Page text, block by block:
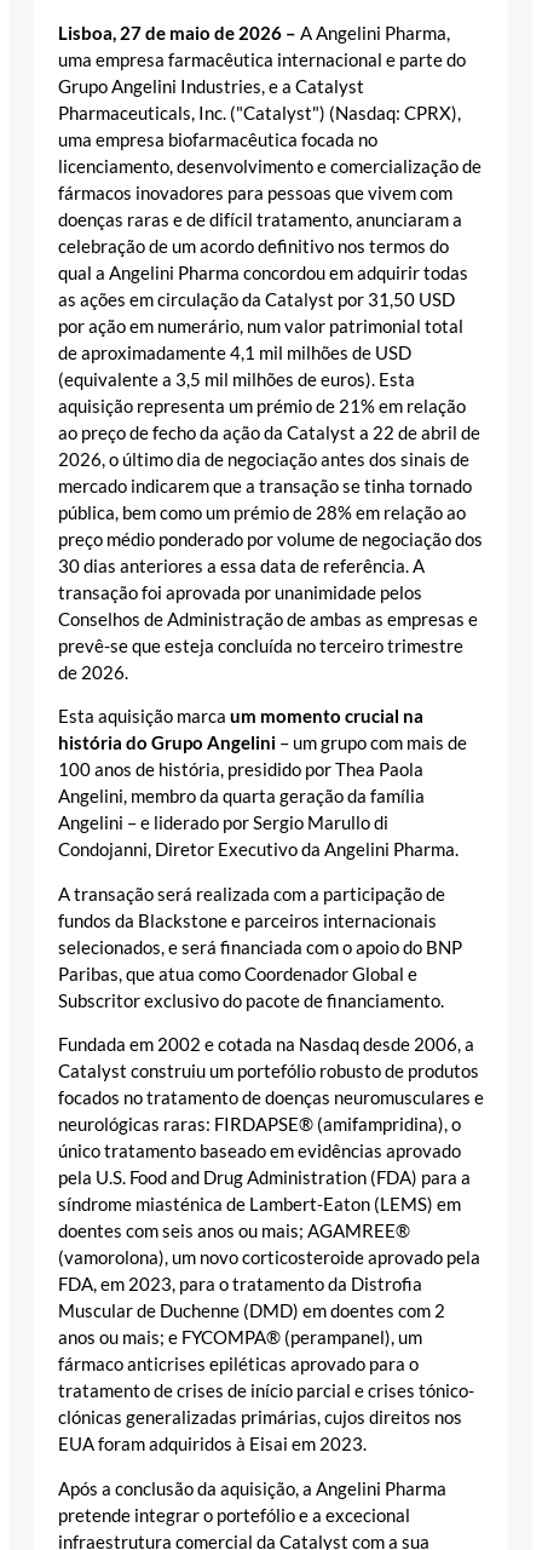
Lisboa, 27 de maio de 2026 – A Angelini Pharma,
uma empresa farmacêutica internacional e parte do
Grupo Angelini Industries, e a Catalyst
Pharmaceuticals, Inc. ("Catalyst") (Nasdaq: CPRX),
uma empresa biofarmacêutica focada no
licenciamento, desenvolvimento e comercialização de
fármacos inovadores para pessoas que vivem com
doenças raras e de difícil tratamento, anunciaram a
celebração de um acordo definitivo nos termos do
qual a Angelini Pharma concordou em adquirir todas
as ações em circulação da Catalyst por 31,50 USD
por ação em numerário, num valor patrimonial total
de aproximadamente 4,1 mil milhões de USD
(equivalente a 3,5 mil milhões de euros). Esta
aquisição representa um prémio de 21% em relação
ao preço de fecho da ação da Catalyst a 22 de abril de
2026, o último dia de negociação antes dos sinais de
mercado indicarem que a transação se tinha tornado
pública, bem como um prémio de 28% em relação ao
preço médio ponderado por volume de negociação dos
30 dias anteriores a essa data de referência. A
transação foi aprovada por unanimidade pelos
Conselhos de Administração de ambas as empresas e
prevê-se que esteja concluída no terceiro trimestre
de 2026.
Esta aquisição marca um momento crucial na
história do Grupo Angelini – um grupo com mais de
100 anos de história, presidido por Thea Paola
Angelini, membro da quarta geração da família
Angelini – e liderado por Sergio Marullo di
Condojanni, Diretor Executivo da Angelini Pharma.
A transação será realizada com a participação de
fundos da Blackstone e parceiros internacionais
selecionados, e será financiada com o apoio do BNP
Paribas, que atua como Coordenador Global e
Subscritor exclusivo do pacote de financiamento.
Fundada em 2002 e cotada na Nasdaq desde 2006, a
Catalyst construiu um portefólio robusto de produtos
focados no tratamento de doenças neuromusculares e
neurológicas raras: FIRDAPSE® (amifampridina), o
único tratamento baseado em evidências aprovado
pela U.S. Food and Drug Administration (FDA) para a
síndrome miasténica de Lambert-Eaton (LEMS) em
doentes com seis anos ou mais; AGAMREE®
(vamorolona), um novo corticosteroide aprovado pela
FDA, em 2023, para o tratamento da Distrofia
Muscular de Duchenne (DMD) em doentes com 2
anos ou mais; e FYCOMPA® (perampanel), um
fármaco anticrises epiléticas aprovado para o
tratamento de crises de início parcial e crises tónico-
clónicas generalizadas primárias, cujos direitos nos
EUA foram adquiridos à Eisai em 2023.
Após a conclusão da aquisição, a Angelini Pharma
pretende integrar o portefólio e a excecional
infraestrutura comercial da Catalyst com a sua